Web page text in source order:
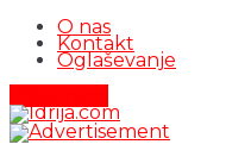
O nas
Kontakt
Oglaševanje